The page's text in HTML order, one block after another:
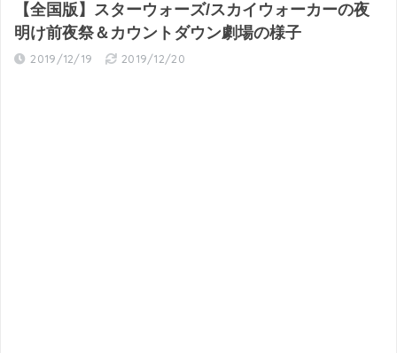
【全国版】スターウォーズ/スカイウォーカーの夜
明け前夜祭＆カウントダウン劇場の様子
2019/12/19 2019/12/20